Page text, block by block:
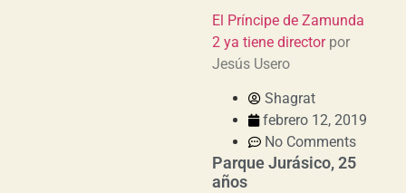
El Príncipe de Zamunda
2 ya tiene directorpor
Jesús Usero
Shagrat
febrero 12, 2019
No Comments
Parque Jurásico, 25
años